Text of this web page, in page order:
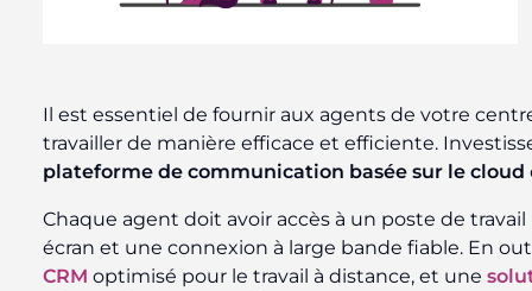
Il est essentiel de fournir aux agents de votre
travailler de manière efficace et efficiente.
plateforme de communication basée sur le cloud
Chaque agent doit avoir accès à un poste de
écran et une connexion à large bande fiable. En
CRM optimisé pour le travail à distance, et une